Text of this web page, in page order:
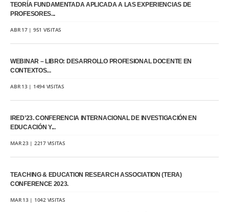
TEORÍA FUNDAMENTADA APLICADA A LAS EXPERIENCIAS DE
PROFESORES...
ABR 17 | 951 VISITAS
WEBINAR – LIBRO: DESARROLLO PROFESIONAL DOCENTE EN
CONTEXTOS...
ABR 13 | 1494 VISITAS
IRED’23. CONFERENCIA INTERNACIONAL DE INVESTIGACIÓN EN
EDUCACIÓN Y...
MAR 23 | 2217 VISITAS
TEACHING & EDUCATION RESEARCH ASSOCIATION (TERA)
CONFERENCE 2023.
MAR 13 | 1042 VISITAS